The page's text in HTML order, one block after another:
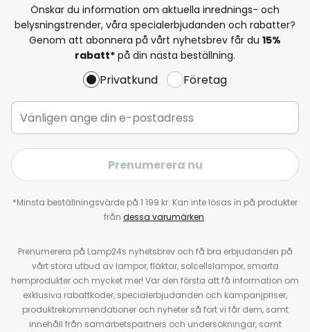
Önskar du information om aktuella inrednings- och
belysningstrender, våra specialerbjudanden och rabatter?
Genom att abonnera på vårt nyhetsbrev får du 15%
rabatt* på din nästa beställning.
Privatkund Företag
Prenumerera nu
*Minsta beställningsvärde på 1 199 kr. Kan inte lösas in på produkter
från dessa varumärken.
Prenumerera på Lamp24s nyhetsbrev och få bra erbjudanden på
vårt stora utbud av lampor, fläktar, solcellslampor, smarta
hemprodukter och mycket mer! Var den första att få information om
exklusiva rabattkoder, specialerbjudanden och kampanjpriser,
produktrekommendationer och nyheter så fort vi får dem, samt
innehåll från samarbetspartners och undersökningar, samt